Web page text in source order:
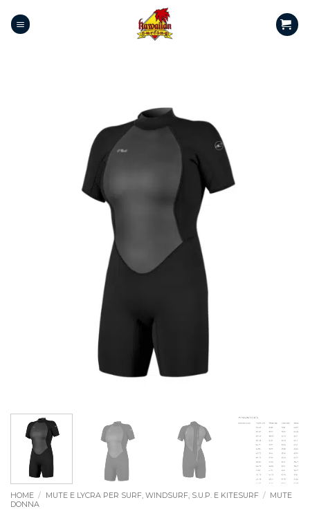
HOME / MUTE E LYCRA PER SURF, WINDSURF, S.U.P. E KITESURF / MUTE
DONNA